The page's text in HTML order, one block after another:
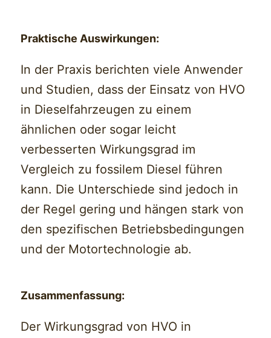
Praktische Auswirkungen:
In der Praxis berichten viele Anwender
und Studien, dass der Einsatz von HVO
in Dieselfahrzeugen zu einem
ähnlichen oder sogar leicht
verbesserten Wirkungsgrad im
Vergleich zu fossilem Diesel führen
kann. Die Unterschiede sind jedoch in
der Regel gering und hängen stark von
den spezifischen Betriebsbedingungen
und der Motortechnologie ab.
Zusammenfassung:
Der Wirkungsgrad von HVO in